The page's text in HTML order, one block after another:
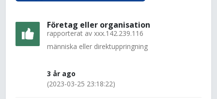
Företag eller organisation
rapporterat av xxx.142.239.116
människa eller direktuppringning
3 år ago
(2023-03-25 23:18:22)